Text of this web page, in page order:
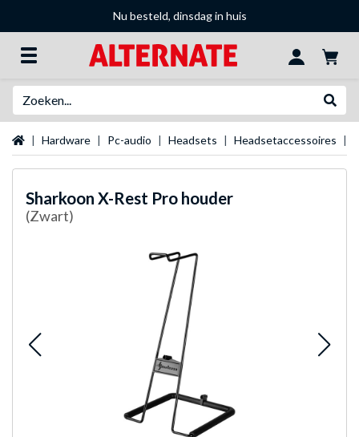
Nu besteld, dinsdag in huis
Startpagina
Hardware Pc-audio Headsets Headsetaccessoires
Sharkoon X-Rest Pro houder
(Zwart)